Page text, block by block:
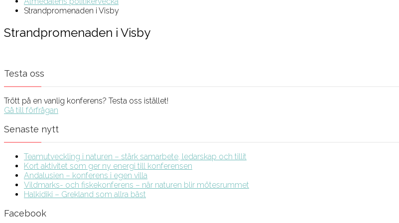
Strandpromenaden i Visby
Strandpromenaden i Visby
Testa oss
Trött på en vanlig konferens? Testa oss istället!
Gå till förfrågan
Senaste nytt
Teamutveckling i naturen – stärk samarbete, ledarskap och tillit
Kort aktivitet som ger ny energi till konferensen
Andalusien – konferens i egen villa
Vildmarks- och fiskekonferens – när naturen blir mötesrummet
Halkidiki – Grekland som allra bäst
Facebook